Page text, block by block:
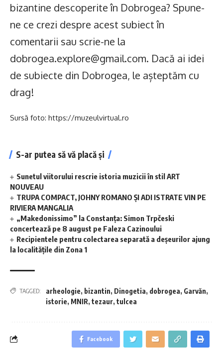
bizantine descoperite în Dobrogea? Spune-
ne ce crezi despre acest subiect în
comentarii sau scrie-ne la
dobrogea.explore@gmail.com. Dacă ai idei
de subiecte din Dobrogea, le așteptăm cu
drag!
Sursă foto: https://muzeulvirtual.ro
S-ar putea să vă placă și
Sunetul viitorului rescrie istoria muzicii în stil ART
NOUVEAU
TRUPA COMPACT, JOHNY ROMANO ȘI ADI ISTRATE VIN PE
RIVIERA MANGALIA
„Makedonissimo” la Constanța: Simon Trpčeski
concertează pe 8 august pe Faleza Cazinoului
Recipientele pentru colectarea separată a deșeurilor ajung
la localitățile din Zona 1
TAGGED: arheologie, bizantin, Dinogetia, dobrogea, Garvăn,
istorie, MNIR, tezaur, tulcea
Facebook